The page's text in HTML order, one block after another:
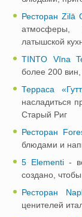
Ресторан Zilā
атмосферы,
латышской
TINTO Vīna
более 200
Терраса
насладиться
Старый Риг
Ресторан
блюдами и
5 Elementi -
создано,
Ресторан
ценителей